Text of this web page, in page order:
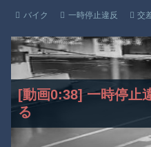
バイク 一時停止違反 交
[動画0:38] 一時停止
る